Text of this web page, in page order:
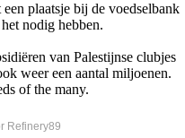
plaatsje bij de voedselbank
nodig hebben.
van Palestijnse clubjes
weer een aantal miljoenen.
of the many.
Refinery89